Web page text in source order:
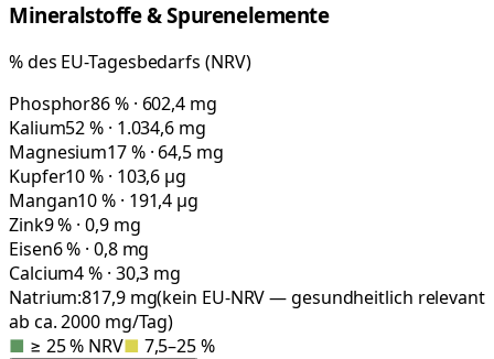
Mineralstoffe & Spurenelemente
% des EU-Tagesbedarfs (NRV)
Phosphor86 % · 602,4 mg
Kalium52 % · 1.034,6 mg
Magnesium17 % · 64,5 mg
Kupfer10 % · 103,6 µg
Mangan10 % · 191,4 µg
Zink9 % · 0,9 mg
Eisen6 % · 0,8 mg
Calcium4 % · 30,3 mg
Natrium:817,9mg(kein EU-NRV — gesundheitlich relevant
ab ca. 2000 mg/Tag)
■ ≥ 25 % NRV■ 7,5–25 %